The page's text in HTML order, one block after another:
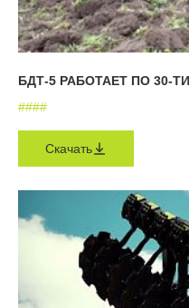
БДТ-5 РАБОТАЕТ ПО 30-
####
Скачать